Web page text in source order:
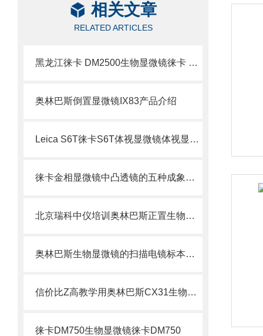
相关文章
RELATED ARTICLES
黑龙江徕卡 DM2500生物显微镜徕卡 DM2500新品
奥林巴斯倒置显微镜IX83产品介绍
Leica S6T徕卡S6T体视显微镜体视显微镜
徕卡金相显微镜中凸透镜的五种成象规律
北京瑞科中仪培训奥林巴斯正置生物显微镜维护方法
奥林巴斯生物显微镜的扫描电镜标本制备方法
信价比Z高教学用奥林巴斯CX31生物显微镜CX31
徕卡DM750生物显微镜徕卡DM750